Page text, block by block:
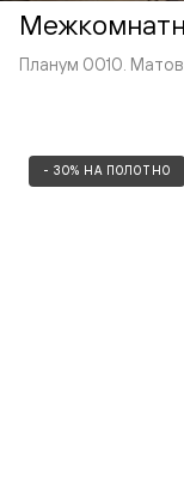
Планум 0010.
- 30% НА ПОЛОТНО